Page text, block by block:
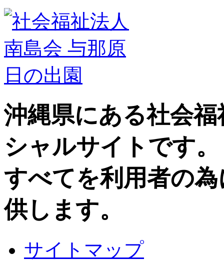
沖縄県にある社会
シャルサイトです。
すべてを利用者の
供します。
サイトマップ